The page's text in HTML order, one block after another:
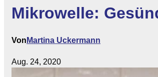
Mikrowelle:
Von Martina Uckermann
Aug. 24, 2020